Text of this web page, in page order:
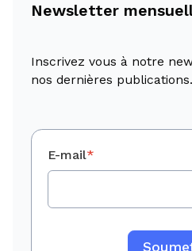
Newsletter
Inscrivez vous à notre
nos dernières publications.
E-mail*